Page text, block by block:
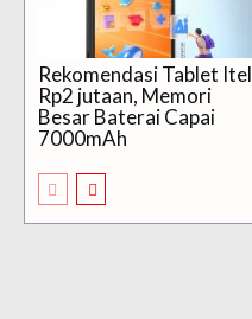
Rekomendasi Tablet Itel
Rp2 jutaan, Memori
Besar Baterai Capai
7000mAh